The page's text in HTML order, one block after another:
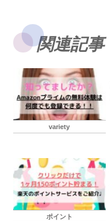
関連記事
variety
ポイント